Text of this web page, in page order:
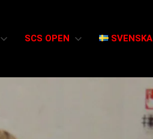
SCS OPEN SVENSKA